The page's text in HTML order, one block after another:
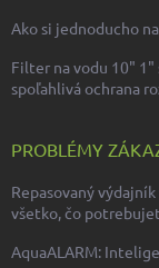
Ako si jednoducho
Filter na vodu 10"
spoľahlivá ochrana
PROBLÉMY
Repasovaný
všetko, čo
AquaALARM: